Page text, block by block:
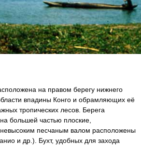
на правом берегу нижнего
впадины Конго и обрамляющих её
тропических лесов. Берега
большей частью плоские,
песчаным валом расположены
и др.). Бухт, удобных для захода